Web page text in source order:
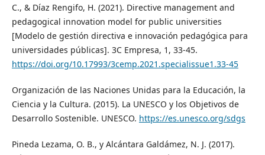
C., & Díaz Rengifo, H. (2021). Directive management and
pedagogical innovation model for public universities
[Modelo de gestión directiva e innovación pedagógica para
universidades públicas]. 3C Empresa, 1, 33-45.
https://doi.org/10.17993/3cemp.2021.specialissue1.33-45
Organización de las Naciones Unidas para la Educación, la
Ciencia y la Cultura. (2015). La UNESCO y los Objetivos de
Desarrollo Sostenible. UNESCO. https://es.unesco.org/sdgs
Pineda Lezama, O. B., y Alcántara Galdámez, N. J. (2017).